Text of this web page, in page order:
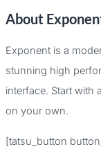
s
r
About
Exponent is a
stunning high
interface. Start with
on your own.
[tatsu_button